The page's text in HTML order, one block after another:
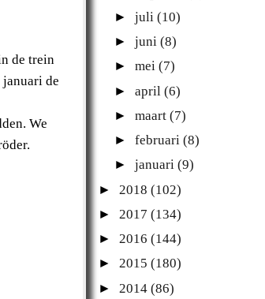
de trein
de
We
►juli (10)
►juni (8)
►mei (7)
►april (6)
►maart (7)
►februari (8)
►januari (9)
► 2018 (102)
► 2017 (134)
► 2016 (144)
► 2015 (180)
► 2014 (86)